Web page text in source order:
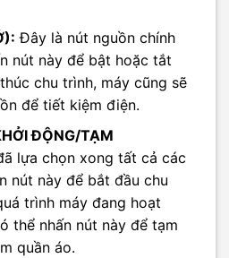
Đây là nút nguồn chính
nút này để bật hoặc tắt
chu trình, máy cũng sẽ
để tiết kiệm điện.
ĐỘNG/TẠM
lựa chọn xong tất cả các
nút này để bắt đầu chu
trình máy đang hoạt
thể nhấn nút này để tạm
quần áo.